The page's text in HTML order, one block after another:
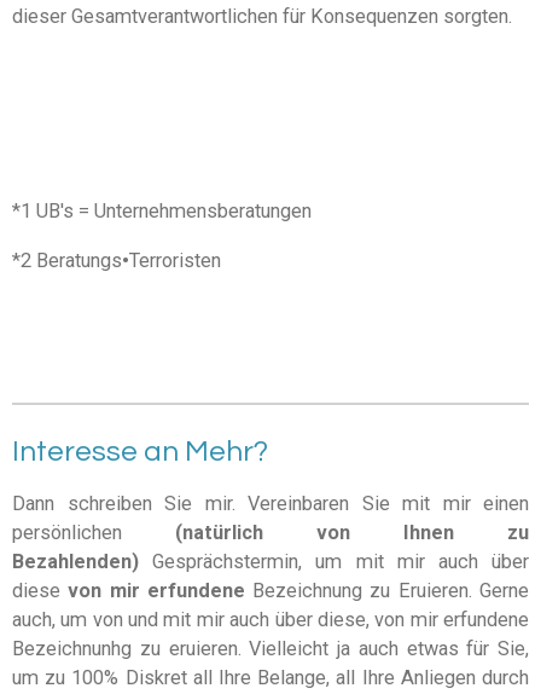
dieser Gesamtverantwortlichen für Konsequenzen sorgten.
*1 UB's = Unternehmensberatungen
*2 Beratungs•Terroristen
Interesse an Mehr?
Dann schreiben Sie mir. Vereinbaren Sie mit mir einen
persönlichen
(natürlich von Ihnen zu
Bezahlenden) Gesprächstermin, um mit mir auch über
diesevon mir erfundene Bezeichnung zu Eruieren. Gerne
auch, um von und mit mir auch über diese, von mir erfundene
Bezeichnunhg zu eruieren. Vielleicht ja auch etwas für Sie,
um zu 100% Diskret all Ihre Belange, all Ihre Anliegen durch